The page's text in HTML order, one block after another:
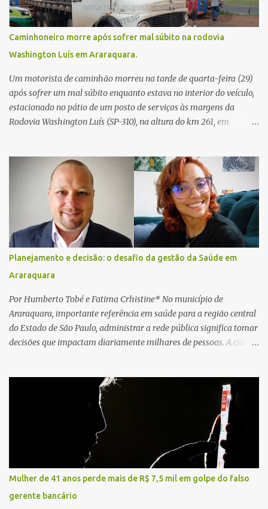
Caminhoneiro morre após sofrer mal súbito na rodovia
Washington Luís em Araraquara.
Um motorista de caminhão morreu na tarde de quarta-feira (29)
após sofrer um mal súbito enquanto estava no interior do veículo,
estacionado no pátio de um posto de serviços às margens da
Rodovia Washington Luís (SP-310), na altura do km 261, em
relatos de que havia um condutor inconsciente dentro de um
caminhão. Equipes de resgate foram rapidamente deslocadas ao
local e encontraram a vítima em parada cardiorrespiratória. Os
socorristas iniciaram imediatamente as manobras de reanimação
cardiopulmonar (RCP), porém, apesar de todos os esforços, o
motorista não respondeu aos procedimentos. Às 17h03, médicos
da Unidade de Suporte Avançado constataram o óbito da vítima.
Fonte: São Carlos Agora
Planejamento e decisão: o desafio da gestão da Saúde em
Araraquara
Por Humberto Tobé e Fatima Crhistine* No município de
Araraquara, importante referência em saúde para a região central
do Estado de São Paulo, administrar a rede pública significa tomar
decisões que impactam diariamente milhares de pessoas. A cidade
município, mas também de diversas cidades do entorno,
ampliando significativamente a responsabilidade da gestão sobre
o Sistema Único de Saúde (SUS). Nos últimos anos, o Governo
Federal tem ampliado investimentos destinados ao fortalecimento
da atenção básica, da infraestrutura hospitalar e da
regionalização dos serviços de saúde. Entretanto, em um cenário
de demandas crescentes e recursos necessariamente limitados, a
principal missão da gestão pública não é apenas investir mais,
mas decidir melhor onde investir para produzir o maior benefício
Mulher de 41 anos perde mais de R$ 7,5 mil em golpe do falso
gerente bancário